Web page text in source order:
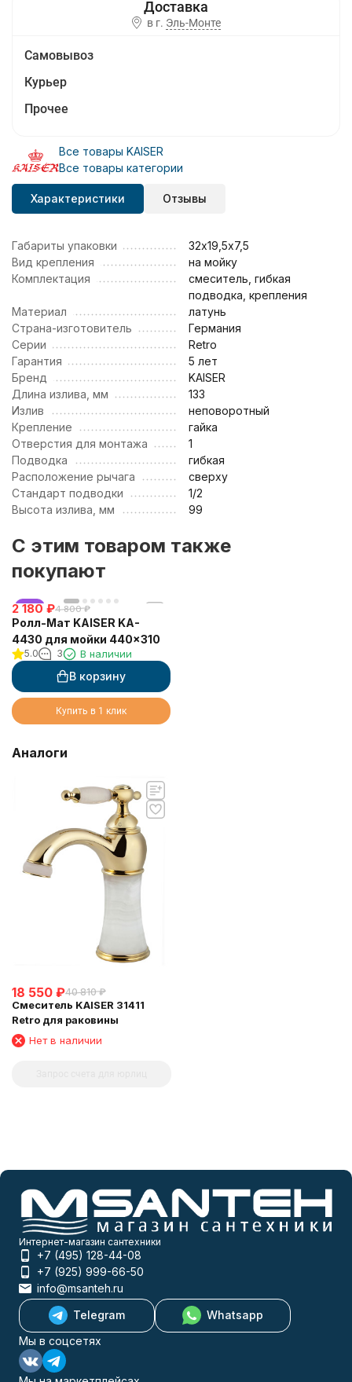
в г. Эль-Монте
Самовывоз
Курьер
Прочее
Все товары KAISER
Все товары категории
Характеристики Отзывы
Габариты упаковки
32х19,5х7,5
Вид крепления
на мойку
Комплектация
смеситель, гибкая
подводка, крепления
Материал
латунь
Страна-изготовитель
Германия
Серии
Retro
Гарантия
5 лет
Бренд
KAISER
Длина излива, мм
133
Излив
неповоротный
Крепление
гайка
Отверстия для монтажа
1
Подводка
гибкая
Расположение рычага
сверху
Стандарт подводки
1/2
Высота излива, мм
99
C этим товаром также
покупают
хит
2 180 ₽4 800 ₽
Ролл-Мат KAISER KA-
4430 для мойки 440x310
5.0 3 В наличии
В корзину
Купить в 1 клик
Аналоги
18 550 ₽40 810 ₽
Смеситель KAISER 31411
Retro для раковины
Нет в наличии
Интернет-магазин сантехники
+7 (495) 128-44-08
+7 (925) 999-66-50
info@msanteh.ru
Telegram
Whatsapp
Мы в соцсетях